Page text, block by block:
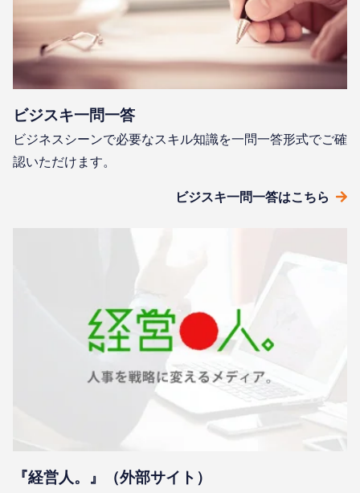
ビジスキ⼀問⼀答
ビジネスシーンで必要なスキル知識を⼀問⼀答形式でご確
認いただけます。
ビジスキ⼀問⼀答はこちら
『経営人。』（外部サイト）